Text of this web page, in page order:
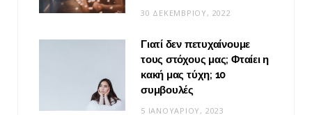
30 ΔΕΚΕΜΒΡΊΟΥ, 2022
Γιατί δεν πετυχαίνουμε
τους στόχους μας; Φταίει η
κακή μας τύχη; 10
συμβουλές
5 ΙΑΝΟΥΑΡΊΟΥ, 2023